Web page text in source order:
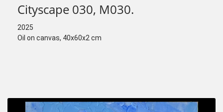
Cityscape 030, M030.
2025
Oil on canvas, 40x60x2 cm